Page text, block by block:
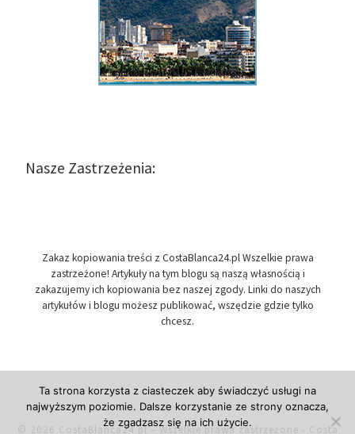
Nasze Zastrzeżenia:
Zakaz kopiowania treści z CostaBlanca24.pl Wszelkie prawa
zastrzeżone! Artykuły na tym blogu są naszą własnością i
zakazujemy ich kopiowania bez naszej zgody. Linki do naszych
artykułów i blogu możesz publikować, wszędzie gdzie tylko
chcesz.
© 2026 CostaBlanca24.pl– Wszelkie prawa zastrzeżone - Costa
Ta strona korzysta z ciasteczek aby świadczyć usługi na
najwyższym poziomie. Dalsze korzystanie ze strony oznacza,
że zgadzasz się na ich użycie.